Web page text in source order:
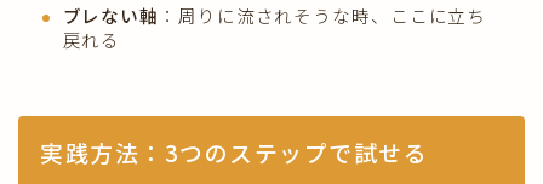
ブレない軸 ：周りに流されそうな時、ここに立ち
戻れる
実践方法：3つのステップで試せる